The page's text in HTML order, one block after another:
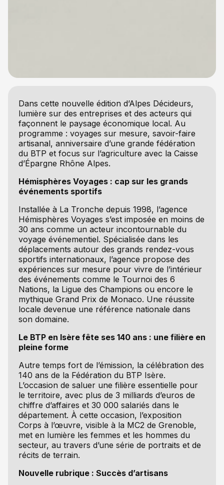
Dans cette nouvelle édition d’Alpes Décideurs,
lumière sur des entreprises et des acteurs qui
façonnent le paysage économique local. Au
programme : voyages sur mesure, savoir-faire
artisanal, anniversaire d’une grande fédération
du BTP et focus sur l’agriculture avec la Caisse
d’Épargne Rhône Alpes.
Hémisphères Voyages : cap sur les grands
événements sportifs
Installée à La Tronche depuis 1998, l’agence
Hémisphères Voyages s’est imposée en moins de
30 ans comme un acteur incontournable du
voyage événementiel. Spécialisée dans les
déplacements autour des grands rendez-vous
sportifs internationaux, l’agence propose des
expériences sur mesure pour vivre de l’intérieur
des événements comme le Tournoi des 6
Nations, la Ligue des Champions ou encore le
mythique Grand Prix de Monaco. Une réussite
locale devenue une référence nationale dans
son domaine.
Le BTP en Isère fête ses 140 ans : une filière en
pleine forme
Autre temps fort de l’émission, la célébration des
140 ans de la Fédération du BTP Isère.
L’occasion de saluer une filière essentielle pour
le territoire, avec plus de 3 milliards d’euros de
chiffre d’affaires et 30 000 salariés dans le
département. À cette occasion, l’exposition
Corps à l’œuvre, visible à la MC2 de Grenoble,
met en lumière les femmes et les hommes du
secteur, au travers d’une série de portraits et de
récits de terrain.
Nouvelle rubrique : Succès d’artisans